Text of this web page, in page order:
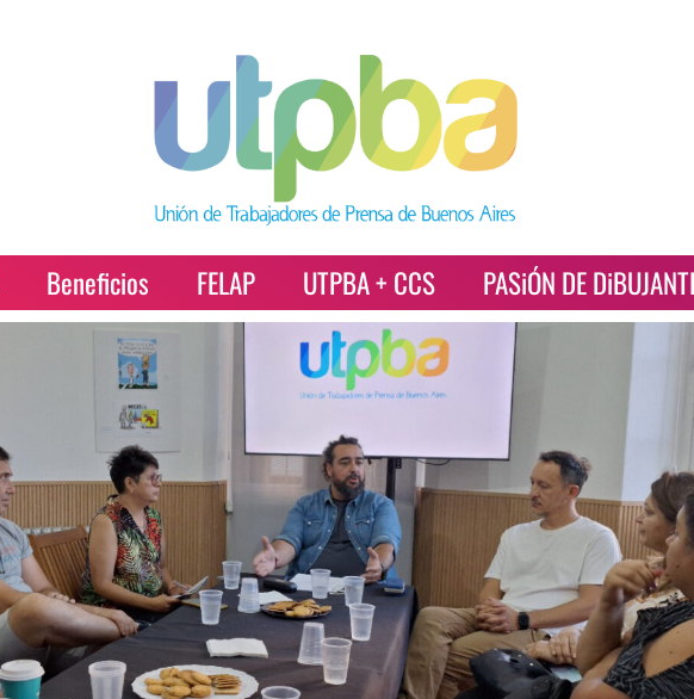
Beneficios FELAP UTPBA + CCS PASiÓN DE